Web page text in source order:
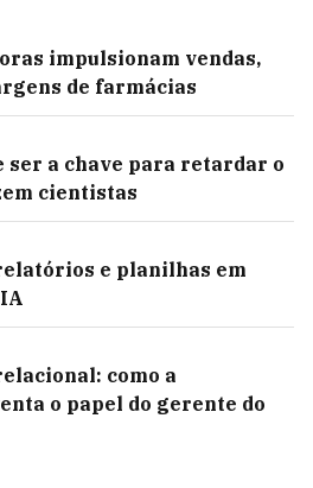
impulsionam vendas,
de farmácias
ser a chave para retardar o
cientistas
e planilhas em
como a
o papel do gerente do